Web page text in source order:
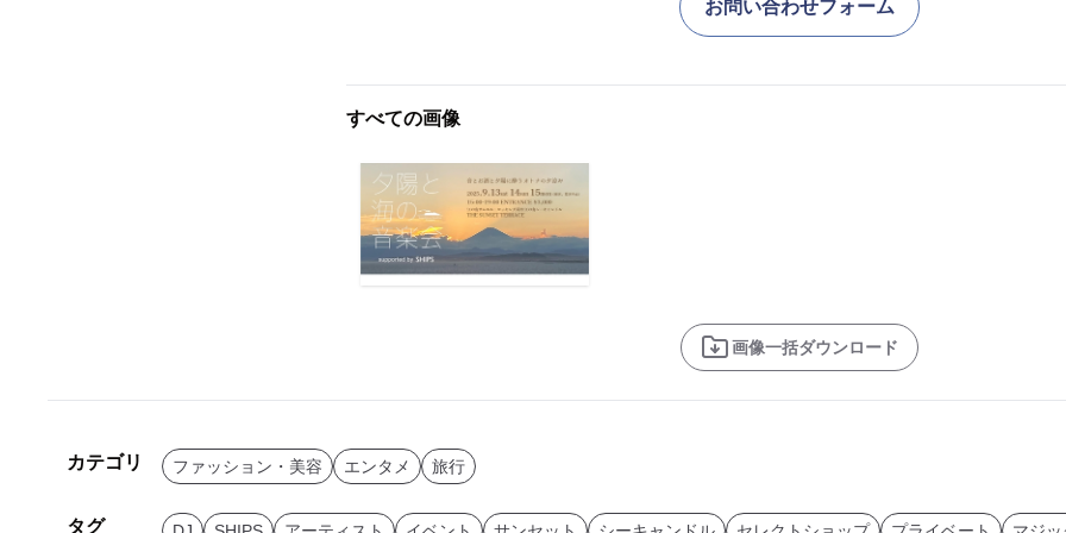
お問い合わせフォーム
すべての画像
画像一括ダウンロード
カテゴリ ファッション・美容 エンタメ 旅行
タグ